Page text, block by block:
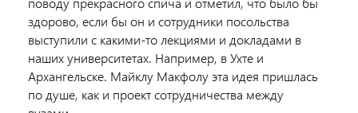
здорово, если бы он и сотрудники посольства
выступили с какими-то лекциями и докладами в
наших университетах. Например, в Ухте и
Архангельске. Майклу Макфолу эта идея пришлась
по душе, как и проект сотрудничества между